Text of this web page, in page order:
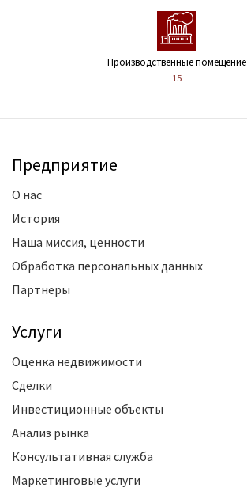
Производственные помещение
15
Предприятие
О нас
История
Наша миссия, ценности
Обработка персональных данных
Партнеры
Услуги
Оценка недвижимости
Сделки
Инвестиционные объекты
Анализ рынка
Консультативная служба
Маркетинговые услуги